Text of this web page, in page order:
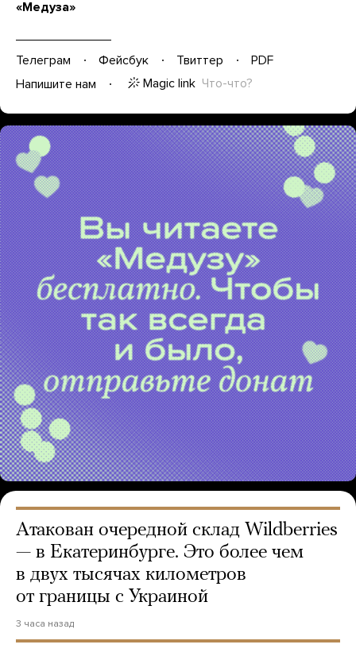
«Медуза»
Телеграм Фейсбук Твиттер
PDF
Напишите нам
Magic link Что-что?
Атакован очередной склад Wildberries
— в Екатеринбурге. Это более чем
в двух тысячах километров
от границы с Украиной
3 часа назад